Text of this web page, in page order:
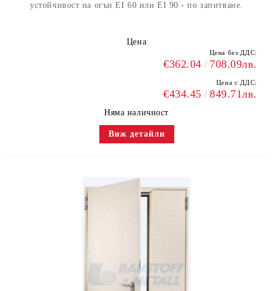
устойчивост на огън EI 60 или EI 90 - по запитване.
Цена
Цена без ДДС:
€362.04 708.09лв.
Цена с ДДС:
€434.45 849.71лв.
Няма наличност
Виж детайли